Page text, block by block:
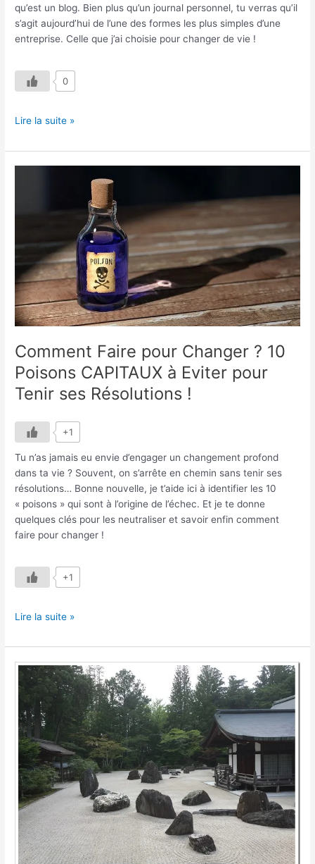
qu’est un blog. Bien plus qu’un journal personnel, tu verras qu’il
s’agit aujourd’hui de l’une des formes les plus simples d’une
entreprise. Celle que j’ai choisie pour changer de vie !
0
Lire la suite »
Comment Faire pour Changer ? 10
Poisons CAPITAUX à Eviter pour
Tenir ses Résolutions !
+1
Tu n’as jamais eu envie d’engager un changement profond
dans ta vie ? Souvent, on s’arrête en chemin sans tenir ses
résolutions… Bonne nouvelle, je t’aide ici à identifier les 10
« poisons » qui sont à l’origine de l’échec. Et je te donne
quelques clés pour les neutraliser et savoir enfin comment
faire pour changer !
+1
10
Poisons
CAPITAUX
Eviter
pour
Tenir
ses
Résolutions
!
Lire la suite »
5
Bonnes
Raisons
de
Tenter
la
Méditation